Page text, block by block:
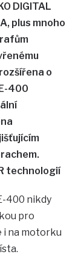
DIGITAL
plus mnoho
o
400
technologií
400 nikdy
pro
i na motorku